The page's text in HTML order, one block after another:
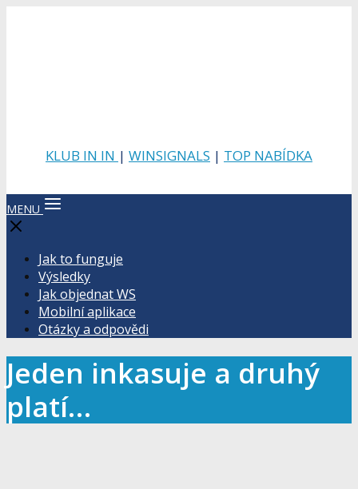
KLUB IN IN | WINSIGNALS | TOP NABÍDKA
MENU
Jak to funguje
Výsledky
Jak objednat WS
Mobilní aplikace
Otázky a odpovědi
Jeden inkasuje a druhý
platí…